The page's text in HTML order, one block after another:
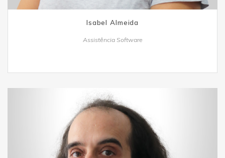
Isabel Almeida
Assistência Software